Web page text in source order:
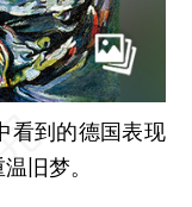
到的德国表现
旧梦。